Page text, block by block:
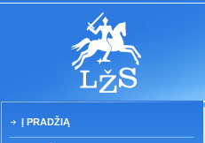
Į PRADŽIĄ